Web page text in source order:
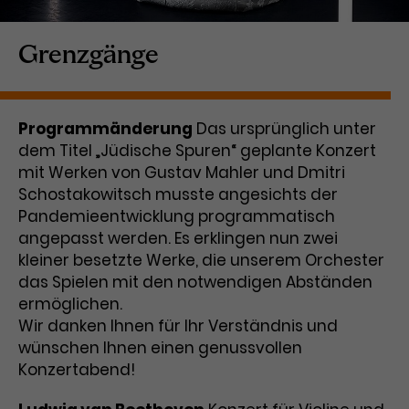
Zweck
Dieses Cookie wird von Google
Analytics installiert. Das Cookie
darüber zu speichern, wie
Besucher*innen eine Website
nutzen, und hilft bei der Erstellung
eines Analyseberichts über die
Performance der Website. Die
erhobenen Daten umfassen in
anonymisierter Form die Anzahl
der Besuche, die Quelle, aus der sie
stammen, und die besuchten
Name _gat_UA-63561367-1
Name _gcl_aw
Laufzeit 3 Monate
Dieses Cookie speichert
Informationen zu Werbeklicks und
dient der Zuordnung von
Conversions zu Google Ads-
Kampagnen.
Name _gcl_dc
Grenzgänge
Programmänderung Das ursprünglich unter
dem Titel „Jüdische Spuren“ geplante Konzert
mit Werken von Gustav Mahler und Dmitri
Schostakowitsch musste angesichts der
Pandemieentwicklung programmatisch
angepasst werden. Es erklingen nun zwei
kleiner besetzte Werke, die unserem Orchester
das Spielen mit den notwendigen Abständen
ermöglichen.
Wir danken Ihnen für Ihr Verständnis und
wünschen Ihnen einen genussvollen
Konzertabend!